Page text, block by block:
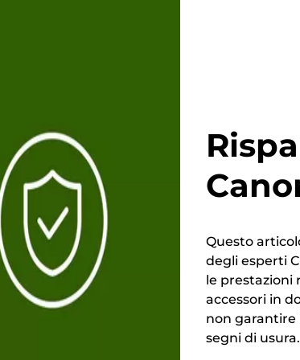
Questo
degli esperti
le prestazioni
accessori in
non garantire
segni di usura.